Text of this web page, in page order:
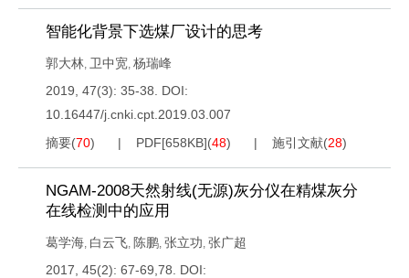
智能化背景下选煤厂设计的思考
郭大林, 卫中宽, 杨瑞峰
2019, 47(3): 35-38.
DOI:
10.16447/j.cnki.cpt.2019.03.007
摘要(70) PDF[658KB](48) 施引文献(28)
NGAM-2008天然射线(无源)灰分仪在精煤灰分
在线检测中的应用
葛学海, 白云飞, 陈鹏, 张立功, 张广超
2017, 45(2): 67-69,78.
DOI: